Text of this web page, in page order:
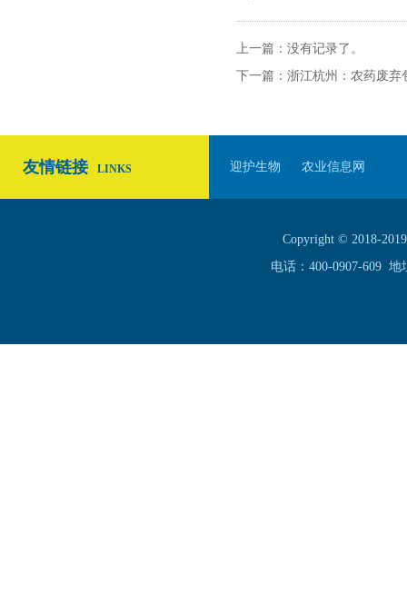
上一篇：没有记录了。
下一篇： 浙江杭州：农药废弃
友情链接 LINKS 迎护生物 农业信息网
Copyright © 2018-
电话：400-0907-609